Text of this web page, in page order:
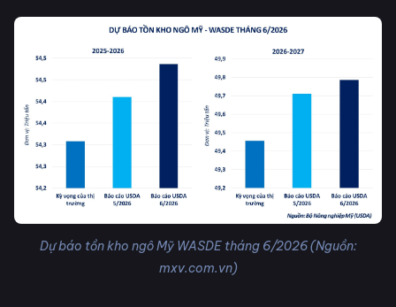
Dự báo tồn kho ngô Mỹ WASDE tháng 6/2026 (Nguồn:
mxv.com.vn)